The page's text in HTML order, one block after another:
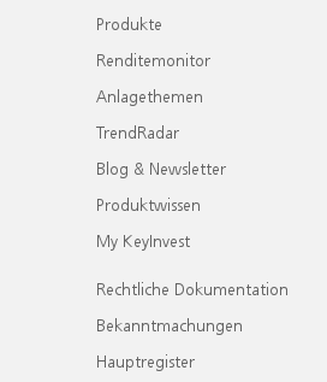
Produkte
Renditemonitor
Anlagethemen
TrendRadar
Blog & Newsletter
Produktwissen
My KeyInvest
Rechtliche Dokumentation
Bekanntmachungen
Hauptregister